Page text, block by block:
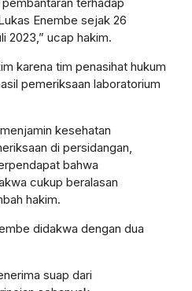
terhadap
Enembe sejak 26
2023,” ucap hakim.
karena tim penasihat hukum
pemeriksaan laboratorium
kesehatan
di persidangan,
bahwa
cukup beralasan
hakim.
didakwa dengan dua
suap dari